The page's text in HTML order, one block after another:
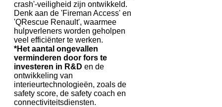
crash'-veiligheid zijn ontwikkeld.
Denk aan de 'Fireman Access' en
'QRescue Renault', waarmee
hulpverleners worden geholpen
veel efficiënter te werken.
*Het aantal ongevallen
verminderen door fors te
investeren in R&D en de
ontwikkeling van
interieurtechnologieën, zoals de
safety score, de safety coach en
connectiviteitsdiensten.